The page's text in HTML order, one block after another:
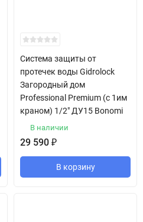
Система защиты от
протечек воды Gidrolock
Загородный дом
Professional Premium (c 1им
краном) 1/2" ДУ15 Bonomi
В наличии
29 590 ₽
В корзину